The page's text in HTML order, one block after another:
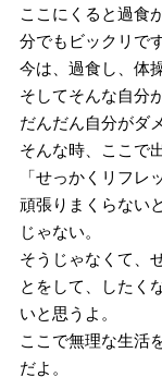
ここにくると過食
分でもビックリです
今は、過食し、体
そしてそんな自分
だんだん自分がダ
そんな時、ここで
「せっかくリフ
頑張りまくらない
じゃない。
そうじゃなくて、
とをして、したく
いと思うよ。
ここで無理な生活
だよ。